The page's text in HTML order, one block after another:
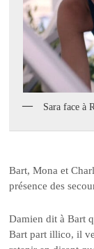
Sara face à
Bart, Mona et
présence des
Damien dit à Bart
Bart part illico, il